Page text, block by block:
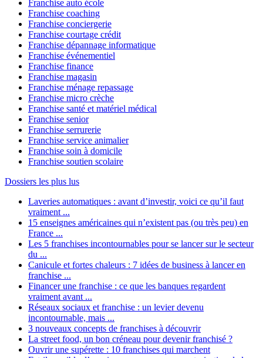
Franchise auto école
Franchise coaching
Franchise conciergerie
Franchise courtage crédit
Franchise dépannage informatique
Franchise événementiel
Franchise finance
Franchise magasin
Franchise ménage repassage
Franchise micro crèche
Franchise santé et matériel médical
Franchise senior
Franchise serrurerie
Franchise service animalier
Franchise soin à domicile
Franchise soutien scolaire
Dossiers les plus lus
Laveries automatiques : avant d’investir, voici ce qu’il faut
vraiment ...
15 enseignes américaines qui n’existent pas (ou très peu) en
France ...
Les 5 franchises incontournables pour se lancer sur le secteur
du ...
Canicule et fortes chaleurs : 7 idées de business à lancer en
franchise ...
Financer une franchise : ce que les banques regardent
vraiment avant ...
Réseaux sociaux et franchise : un levier devenu
incontournable, mais ...
3 nouveaux concepts de franchises à découvrir
La street food, un bon créneau pour devenir franchisé ?
Ouvrir une supérette : 10 franchises qui marchent